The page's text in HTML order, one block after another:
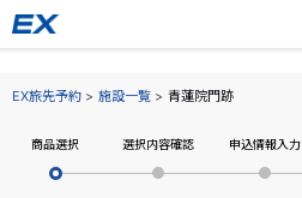
EX旅先予約 施設一覧 青蓮院門跡
商品選択 選択内容確認 申込情報入力